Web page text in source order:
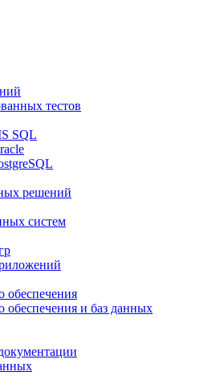
тестов
SQL
решений
систем
обеспечения
обеспечения и баз данных